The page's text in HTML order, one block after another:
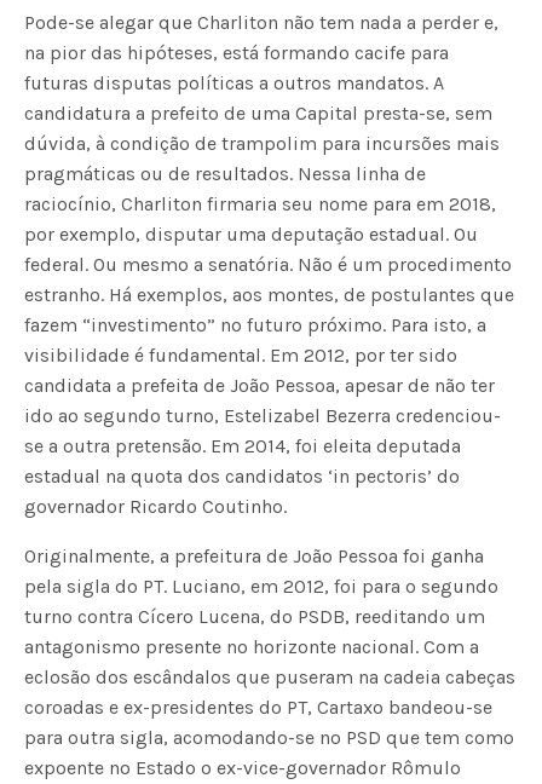
Pode-se alegar que Charliton não tem nada a perder e,
na pior das hipóteses, está formando cacife para
futuras disputas políticas a outros mandatos. A
candidatura a prefeito de uma Capital presta-se, sem
dúvida, à condição de trampolim para incursões mais
pragmáticas ou de resultados. Nessa linha de
raciocínio, Charliton firmaria seu nome para em 2018,
por exemplo, disputar uma deputação estadual. Ou
federal. Ou mesmo a senatória. Não é um procedimento
estranho. Há exemplos, aos montes, de postulantes que
fazem “investimento” no futuro próximo. Para isto, a
visibilidade é fundamental. Em 2012, por ter sido
candidata a prefeita de João Pessoa, apesar de não ter
ido ao segundo turno, Estelizabel Bezerra credenciou-
se a outra pretensão. Em 2014, foi eleita deputada
estadual na quota dos candidatos ‘in pectoris’ do
governador Ricardo Coutinho.
Originalmente, a prefeitura de João Pessoa foi ganha
pela sigla do PT. Luciano, em 2012, foi para o segundo
turno contra Cícero Lucena, do PSDB, reeditando um
antagonismo presente no horizonte nacional. Com a
eclosão dos escândalos que puseram na cadeia cabeças
coroadas e ex-presidentes do PT, Cartaxo bandeou-se
para outra sigla, acomodando-se no PSD que tem como
expoente no Estado o ex-vice-governador Rômulo